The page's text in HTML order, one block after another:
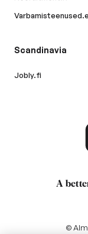
Scandinavia
Jobly.fi
A
©